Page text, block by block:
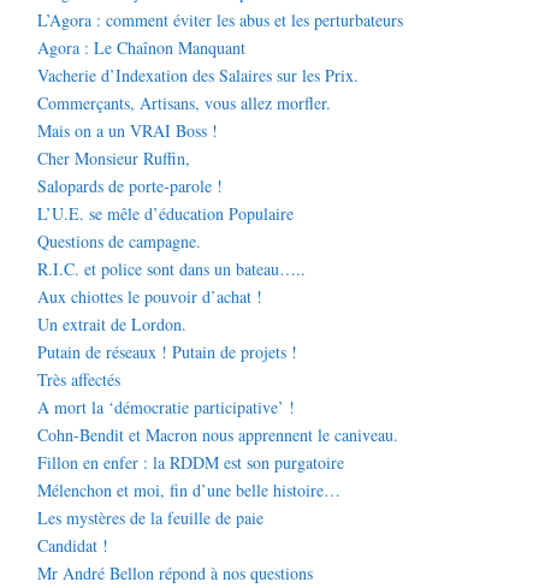
L’Agora : comment éviter les abus et les perturbateurs
Agora : Le Chaînon Manquant
Vacherie d’Indexation des Salaires sur les Prix.
Commerçants, Artisans, vous allez morfler.
Mais on a un VRAI Boss !
Cher Monsieur Ruffin,
Salopards de porte-parole !
L’U.E. se mêle d’éducation Populaire
Questions de campagne.
R.I.C. et police sont dans un bateau…..
Aux chiottes le pouvoir d’achat !
Un extrait de Lordon.
Putain de réseaux ! Putain de projets !
Très affectés
A mort la ‘démocratie participative’ !
Cohn-Bendit et Macron nous apprennent le caniveau.
Fillon en enfer : la RDDM est son purgatoire
Mélenchon et moi, fin d’une belle histoire…
Les mystères de la feuille de paie
Candidat !
Mr André Bellon répond à nos questions